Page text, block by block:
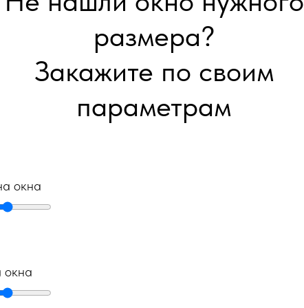
размера?
Закажите по своим
параметрам
окна
окна